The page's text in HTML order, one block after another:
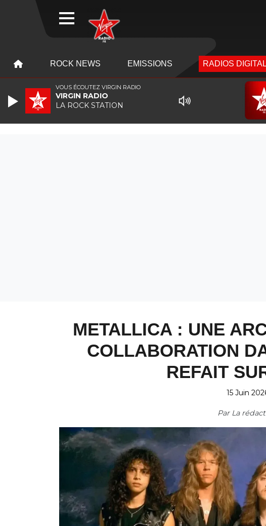
ROCK NEWS EMISSIONS RADIOS
METALLICA : UNE
COLLABORATION
REFAIT
15 Juin
Par La
VOUS ÉCOUTEZ VIRGIN RADIO
VIRGIN RADIO
LA ROCK STATION
WEBRADIO